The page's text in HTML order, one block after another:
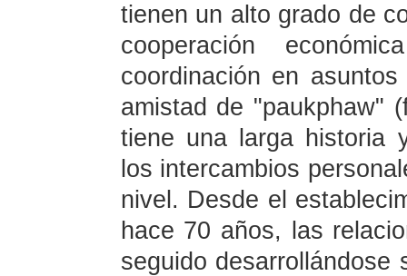
tienen un alto grado de
cooperación
coordinación en
amistad de "paukphaw"
tiene una larga historia
los intercambios
nivel. Desde el
hace 70 años, las
seguido